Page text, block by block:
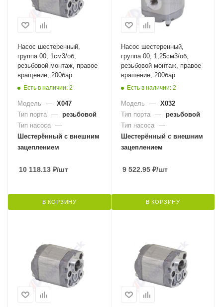
Насос шестеренный,
группа 00, 1см3/об,
резьбовой монтаж, правое
вращение, 200бар
Есть в наличии: 2
Модель — X047
Тип порта — резьбовой
Тип насоса —
Шестерённый с внешним
зацеплением
10 118.13 ₽/шт
В КОРЗИНУ
Насос шестеренный,
группа 00, 1,25см3/об,
резьбовой монтаж, правое
врашение, 200бар
Есть в наличии: 2
Модель — X032
Тип порта — резьбовой
Тип насоса —
Шестерённый с внешним
зацеплением
9 522.95 ₽/шт
В КОРЗИНУ